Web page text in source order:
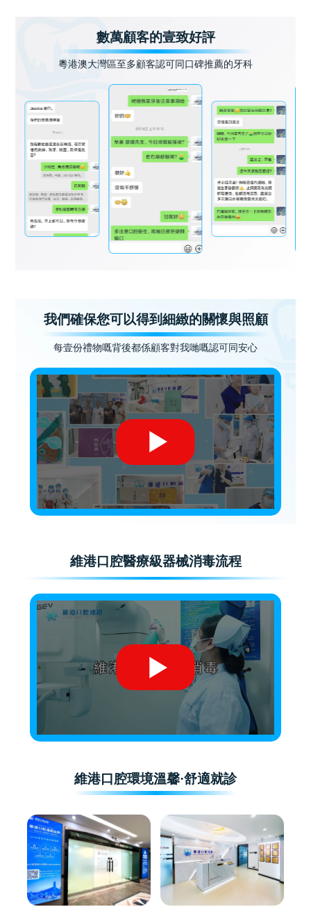
數萬顧客的壹致好評
粵港澳大灣區至多顧客認可同口碑推薦的牙科
我們確保您可以得到細緻的關懷與照顧
每壹份禮物嘅背後都係顧客對我哋嘅認可同安心
維港口腔醫療級器械消毒流程
維港口腔環境溫馨·舒適就診